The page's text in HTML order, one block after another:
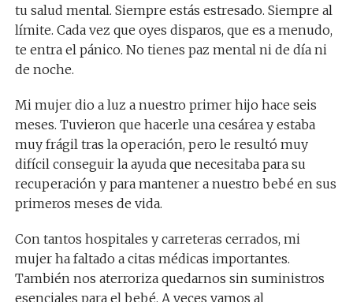
tu salud mental. Siempre estás estresado. Siempre al
límite. Cada vez que oyes disparos, que es a menudo,
te entra el pánico. No tienes paz mental ni de día ni
de noche.
Mi mujer dio a luz a nuestro primer hijo hace seis
meses. Tuvieron que hacerle una cesárea y estaba
muy frágil tras la operación, pero le resultó muy
difícil conseguir la ayuda que necesitaba para su
recuperación y para mantener a nuestro bebé en sus
primeros meses de vida.
Con tantos hospitales y carreteras cerrados, mi
mujer ha faltado a citas médicas importantes.
También nos aterroriza quedarnos sin suministros
esenciales para el bebé. A veces vamos al